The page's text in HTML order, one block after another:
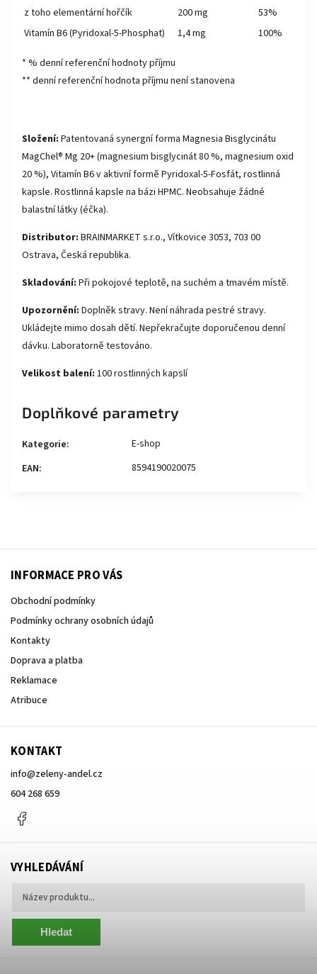
z toho elementární hořčík 200 mg
53%
Vitamín B6 (Pyridoxal-5-Phosphat)
1,4 mg 100%
* % denní referenční hodnoty příjmu
** denní referenční hodnota příjmu není stanovena
Složení: Patentovaná synergní forma Magnesia Bisglycinátu
MagChel® Mg 20+ (magnesium bisglycinát 80 %, magnesium oxid
20 %), Vitamín B6 v aktivní formě Pyridoxal-5-Fosfát, rostlinná
kapsle. Rostlinná kapsle na bázi HPMC. Neobsahuje žádné
balastní látky (éčka).
Distributor: BRAINMARKET s.r.o., Vítkovice 3053, 703 00
Ostrava, Česká republika.
Skladování: Při pokojové teplotě, na suchém a tmavém místě.
Upozornění: Doplněk stravy. Není náhrada pestré stravy.
Ukládejte mimo dosah dětí. Nepřekračujte doporučenou denní
dávku. Laboratorně testováno.
Velikost balení: 100 rostlinných kapslí
Doplňkové parametry
Kategorie:
E-shop
EAN: 8594190020075
INFORMACE PRO VÁS
Obchodní podmínky
Podmínky ochrany osobních údajů
Kontakty
Doprava a platba
Reklamace
Atribuce
KONTAKT
info@zeleny-andel.cz
604 268 659
VYHLEDÁVÁNÍ
Hledat